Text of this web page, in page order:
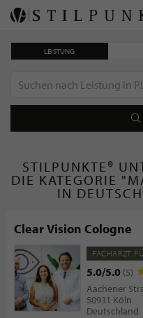
LEISTUNG
STILPUNKTE®
DIE KATEGORIE
IN
Clear Vision Cologne
FACHARZT
5.0/5.0 (5)
Aachener
50931 Köln
Deutschland